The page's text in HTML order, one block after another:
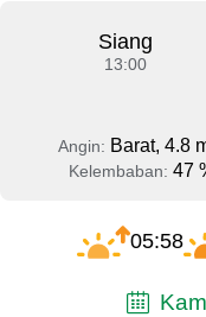
Siang
13:00
Angin: Barat, 4.8
Kelembaban: 47
05:58